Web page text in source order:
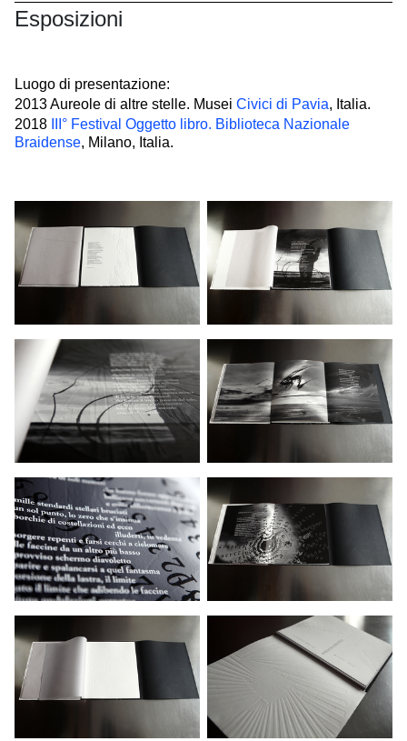
Esposizioni
Luogo di presentazione:
2013 Aureole di altre stelle. Musei Civici di Pavia, Italia.
2018
III° Festival Oggetto libro. Biblioteca Nazionale
Braidense, Milano, Italia.